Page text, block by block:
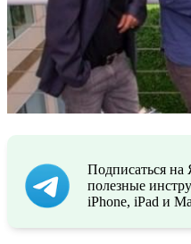
Подписаться
полезные
iPhone, iPad и